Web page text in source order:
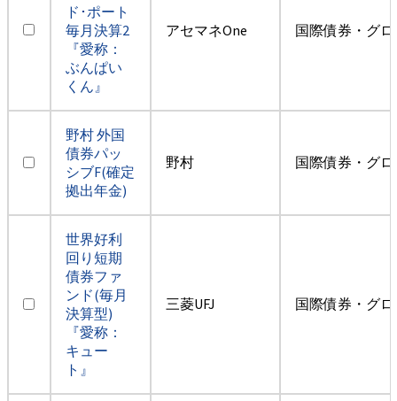
ド･ポート
毎月決算2
『愛称：
ぶんぱい
くん』
アセマネOne 国際債券・グ
野村 外国
債券パッ
シブF(確定
拠出年金)
野村 国際債券・グ
世界好利
回り短期
債券ファ
ンド(毎月
決算型)
『愛称：
キュー
ト』
三菱UFJ 国際債券・グ